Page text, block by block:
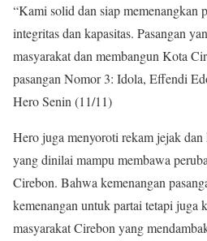
“Kami solid dan siap memenangkan
integritas dan kapasitas. Pasangan
masyarakat dan membangun Kota
pasangan Nomor 3: Idola, Effendi
Hero Senin (11/11)
Hero juga menyoroti rekam jejak
yang dinilai mampu membawa
Cirebon. Bahwa kemenangan
kemenangan untuk partai tetapi juga
masyarakat Cirebon yang